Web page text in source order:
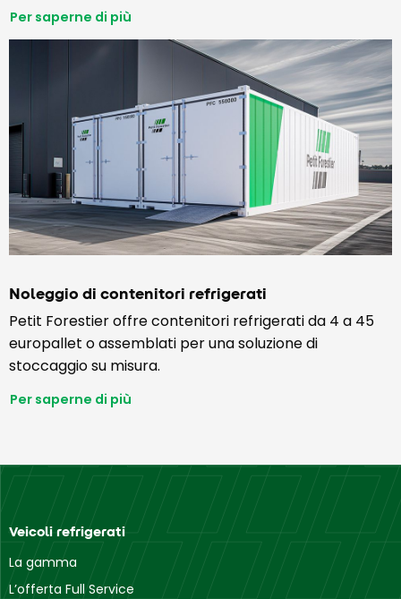
Per saperne di più
Noleggio di contenitori refrigerati
Petit Forestier offre contenitori refrigerati da 4 a 45
europallet o assemblati per una soluzione di
stoccaggio su misura.
Per saperne di più
Veicoli refrigerati
La gamma
L’offerta Full Service